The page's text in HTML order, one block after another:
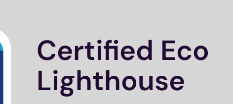
Certified Eco
Lighthouse